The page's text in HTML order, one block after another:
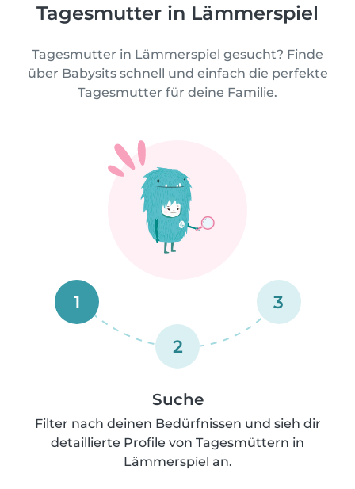
Tagesmutter in Lämmerspiel
Tagesmutter in Lämmerspiel gesucht? Finde
über Babysits schnell und einfach die perfekte
Tagesmutter für deine Familie.
1
2
3
Suche
Filter nach deinen Bedürfnissen und sieh dir
detaillierte Profile von Tagesmüttern in
Lämmerspiel an.